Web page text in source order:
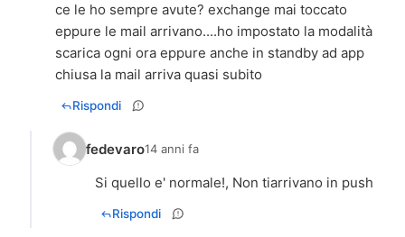
ce le ho sempre avute? exchange mai toccato
eppure le mail arrivano....ho impostato la modalità
scarica ogni ora eppure anche in standby ad app
chiusa la mail arriva quasi subito
Rispondi
fedevaro14 anni fa
Si quello e' normale!, Non tiarrivano in push
Rispondi